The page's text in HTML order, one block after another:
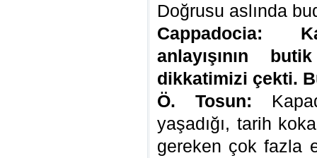
Doğrusu aslında
Cappadocia:
anlayışının
dikkatimizi çekti.
Ö. Tosun:
yaşadığı, tarih
gereken çok fazla